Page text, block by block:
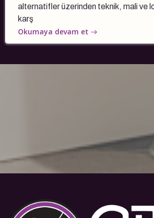
alternatifler üzerinden teknik, mali ve
karş
Okumaya devam et